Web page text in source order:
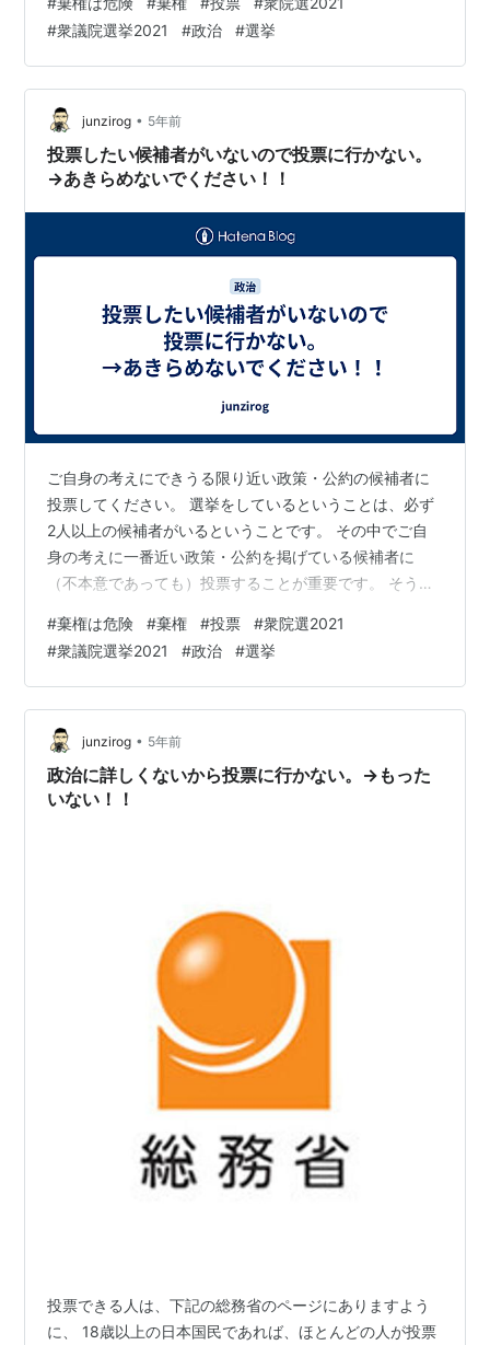
たのが、去年からのコロナ禍です。 今回のコロナ禍ほ
ど、政治が生活に絡んでいることをまざまざと感じさせ
られることはなかったと思います。 選挙戦・投票日の時
は、そのように切実に感じなくても、選挙が終われば、
ある意味、政治の「言われるがまま」「されるがまま」
です。 誰も彼も政治から逃れられません…
#衆議院選挙2021 #政治 #選挙
junzirog • 5年前
投票したい候補者がいないので投票に行かない。
→あきらめないでください！！
ご自身の考えにできうる限り近い政策・公約の候補者に
投票してください。 選挙をしているということは、必ず
2人以上の候補者がいるということです。 その中でご自
身の考えに一番近い政策・公約を掲げている候補者に
（不本意であっても）投票することが重要です。 そうす
て政治に示した態度・考え・意見は、わずかでも何らか
の形で反映される可能性が残ります。 棄権すれば、それ
さえもないわけです。 せっかく与えられた権利なのにも
ったいないことです。 また、この場合、白票を投じるこ
とも考えられますが、それも前向きでなく良いことでは
ありません。 確かに投票率を上げて政治に…
#棄権は危険 #棄権 #投票 #衆院選2021
#衆議院選挙2021 #政治 #選挙
junzirog • 5年前
政治に詳しくないから投票に行かない。→もった
いない！！
投票できる人は、下記の総務省のページにありますよう
に、 18歳以上の日本国民であれば、ほとんどの人が投票